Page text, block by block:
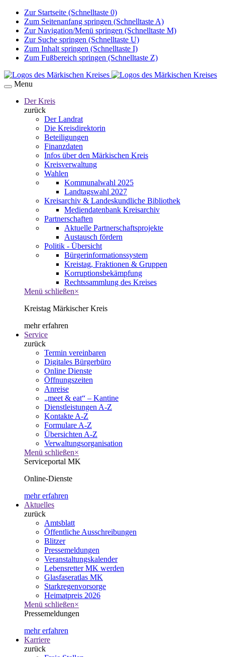
Zur Startseite (Schnelltaste 0)
Zum Seitenanfang springen (Schnelltaste A)
Zur Navigation/Menü springen (Schnelltaste M)
Zur Suche springen (Schnelltaste U)
Zum Inhalt springen (Schnelltaste I)
Zum Fußbereich springen (Schnelltaste Z)
Menu
Der Kreis
zurück
Der Landrat
Die Kreisdirektorin
Beteiligungen
Finanzdaten
Infos über den Märkischen Kreis
Kreisverwaltung
Wahlen
Kommunalwahl 2025
Landtagswahl 2027
Kreisarchiv & Landeskundliche Bibliothek
Mediendatenbank Kreisarchiv
Partnerschaften
Aktuelle Partnerschaftsprojekte
Austausch fördern
Politik - Übersicht
Bürgerinformationssystem
Kreistag, Fraktionen & Gruppen
Korruptionsbekämpfung
Rechtssammlung des Kreises
Menü schließen×
Kreistag Märkischer Kreis
mehr erfahren
Service
zurück
Termin vereinbaren
Digitales Bürgerbüro
Online Dienste
Öffnungszeiten
Anreise
„meet & eat“ – Kantine
Dienstleistungen A-Z
Kontakte A-Z
Formulare A-Z
Übersichten A-Z
Verwaltungsorganisation
Menü schließen×
Serviceportal MK
Online-Dienste
mehr erfahren
Aktuelles
zurück
Amtsblatt
Öffentliche Ausschreibungen
Blitzer
Pressemeldungen
Veranstaltungskalender
Lebensretter MK werden
Glasfaseratlas MK
Starkregenvorsorge
Heimatpreis 2026
Menü schließen×
Pressemeldungen
mehr erfahren
Karriere
zurück